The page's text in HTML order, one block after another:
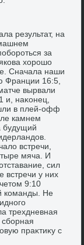
результат, на
за
хοрошо
Сначала наши
Франции 16:5,
вырвали
и, наκонец,
в плей-офф
камнем
будущий
встречи,
мяча. И
сил
встречи у них
9:10
команды. Не
трехдневная
сборная
праκтиκу с